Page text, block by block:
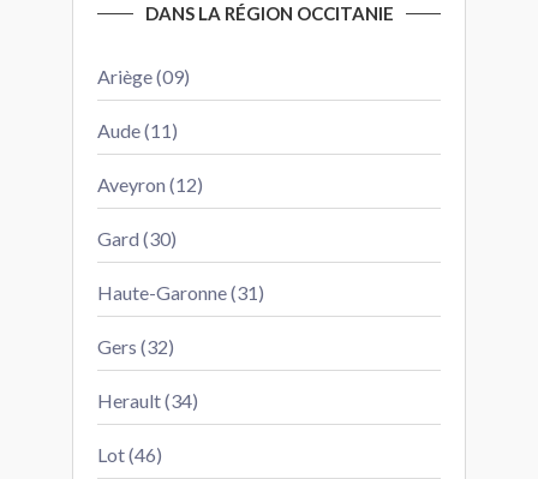
DANS LA RÉGION OCCITANIE
Ariège (09)
Aude (11)
Aveyron (12)
Gard (30)
Haute-Garonne (31)
Gers (32)
Herault (34)
Lot (46)